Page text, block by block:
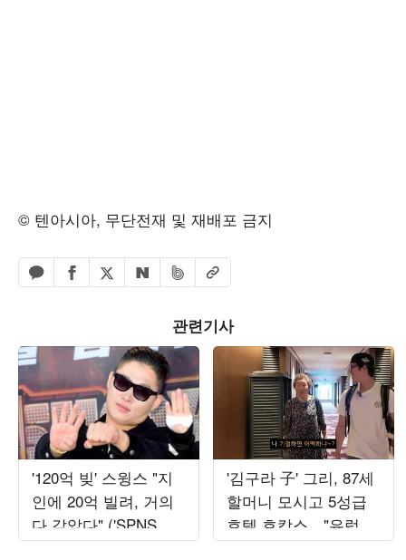
© 텐아시아, 무단전재 및 재배포 금지
카카오톡 공유하기
페이스북 공유하기
엑스 공유하기
네이버 공유하기
밴드 공유하기
URL복사
관련기사
'120억 빚' 스윙스 "지
인에 20억 빌려, 거의
다 갚았다" ('SPNS
TV')
'김구라 子' 그리, 87세
할머니 모시고 5성급
호텔 호캉스…"유럽도
보내드릴게"